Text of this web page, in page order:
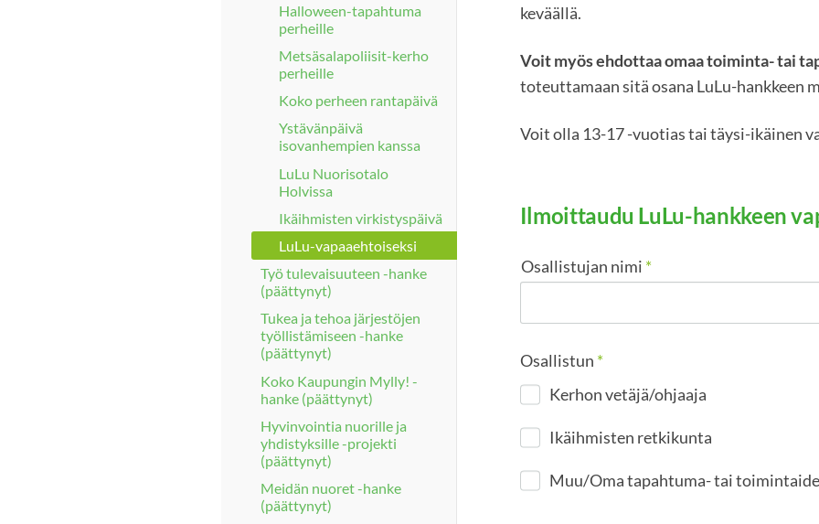
Halloween-tapahtuma
perheille
Metsäsalapoliisit-kerho
perheille
Koko perheen rantapäivä
Ystävänpäivä
isovanhempien kanssa
LuLu Nuorisotalo
Holvissa
Ikäihmisten virkistyspäivä
LuLu-vapaaehtoiseksi
Työ tulevaisuuteen -hanke
(päättynyt)
Tukea ja tehoa järjestöjen
työllistämiseen -hanke
(päättynyt)
Koko Kaupungin Mylly! -
hanke (päättynyt)
Hyvinvointia nuorille ja
yhdistyksille -projekti
(päättynyt)
Meidän nuoret -hanke
(päättynyt)
keväällä.
Voit myös ehdottaa omaa toiminta- tai
toteuttamaan sitä osana LuLu-hankkeen
Voit olla 13-17 -vuotias tai täysi-ikäinen
Ilmoittaudu LuLu-hankkeen
Osallistujan nimi *
Osallistun *
Kerhon vetäjä/ohjaaja
Ikäihmisten retkikunta
Muu/Oma tapahtuma- tai